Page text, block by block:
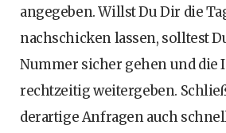
angegeben. Willst Du Dir die
nachschicken lassen, solltest
Nummer sicher gehen und die
rechtzeitig weitergeben.
derartige Anfragen auch